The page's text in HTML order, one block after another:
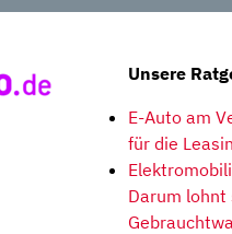
Unsere
E-Auto am
für die
Darum lohnt